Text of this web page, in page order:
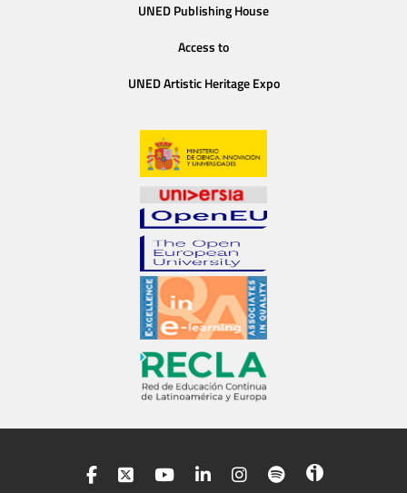
UNED Publishing House
Access to
UNED Artistic Heritage Expo